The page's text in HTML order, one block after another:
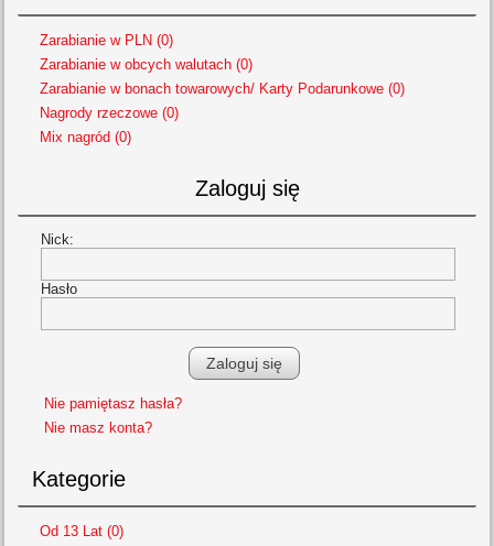
Zarabianie w PLN (0)
Zarabianie w obcych walutach (0)
Zarabianie w bonach towarowych/ Karty Podarunkowe (0)
Nagrody rzeczowe (0)
Mix nagród (0)
Zaloguj się
Nick:
Hasło
Nie pamiętasz hasła?
Nie masz konta?
Kategorie
Od 13 Lat (0)